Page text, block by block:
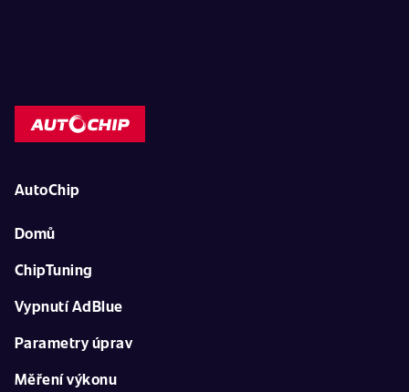
AutoChip
Domů
ChipTuning
Vypnutí AdBlue
Parametry úprav
Měření výkonu